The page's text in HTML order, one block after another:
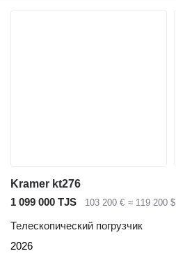
Kramer kt276
1 099 000 TJS
103 200 € ≈ 119 200 $
Телескопический погрузчик
2026